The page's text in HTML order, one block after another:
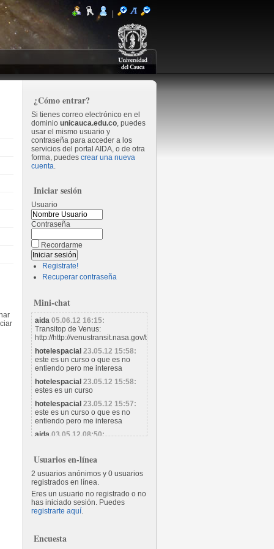
¿Cómo entrar?
Si tienes correo electrónico en el
dominio unicauca.edu.co, puedes
usar el mismo usuario y
contraseña para acceder a los
servicios del portal AIDA, o de otra
forma, puedes crear una nueva
cuenta.
Iniciar sesión
Usuario
Contraseña
Recordarme
Registrate!
Recuperar contraseña
Mini-chat
aida 05.06.12 16:15:
Transitop de Venus:
http://http://venustransit.nasa.gov/transitofvenus/
hotelespacial 23.05.12 15:58:
este es un curso o que es no
entiendo pero me interesa
hotelespacial 23.05.12 15:58:
estes es un curso
hotelespacial 23.05.12 15:57:
este es un curso o que es no
entiendo pero me interesa
aida03.05.12 08:50:
orbita, por lo cual se podra
observar un poco mas grande
que de costumbre.
aida03.05.12 08:49:
Este sabado 5 de mayo, la Luna
se encontrara en su perigeo
durante el 2012, es decir... se
cercano a nuestro planeta.
Magnifica oportunidad para ver
Usuarios en-línea
2 usuarios anónimos y 0 usuarios
registrados en línea.
Eres un usuario no registrado o no
has iniciado sesión. Puedes
registrarte aquí.
Encuesta